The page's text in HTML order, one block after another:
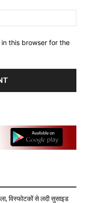
this browser for the
विस्फोटकों से लदी सुसाइड